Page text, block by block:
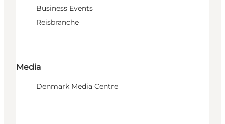
Business Events
Reisbranche
Media
Denmark Media Centre